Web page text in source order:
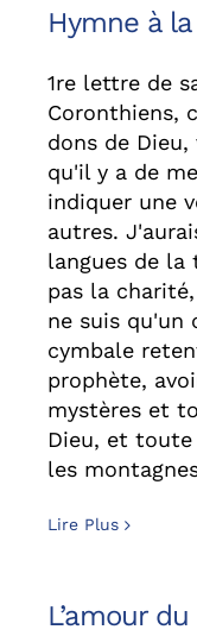
Hymne à
1re lettre de
Coronthiens,
dons de
qu'il y a de
indiquer une
autres.
langues de la
pas la
ne suis qu'un
cymbale
prophète,
mystères et
Dieu, et
les
Lire Plus
L’amour